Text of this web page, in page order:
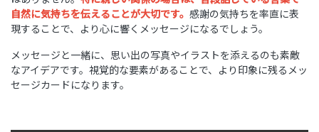
自然に気持ちを伝えることが大切です。 感謝の気持ちを率直に表
現することで、より心に響くメッセージになるでしょう。
メッセージと一緒に、思い出の写真やイラストを添えるのも素敵
なアイデアです。視覚的な要素があることで、より印象に残るメッ
セージカードになります。